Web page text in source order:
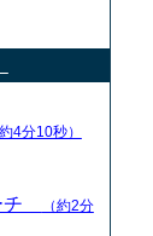
約4分10秒）
チ
（約2分